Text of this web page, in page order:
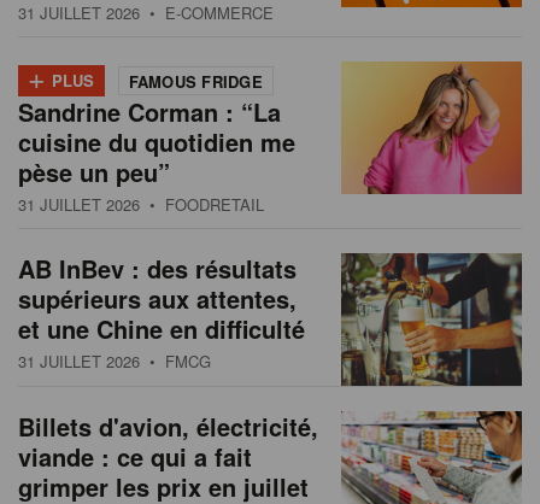
31 JUILLET 2026 • E-COMMERCE
+ PLUS FAMOUS FRIDGE
Sandrine Corman : “La
cuisine du quotidien me
pèse un peu”
31 JUILLET 2026 • FOODRETAIL
AB InBev : des résultats
supérieurs aux attentes,
et une Chine en difficulté
31 JUILLET 2026 • FMCG
Billets d'avion, électricité,
viande : ce qui a fait
grimper les prix en juillet